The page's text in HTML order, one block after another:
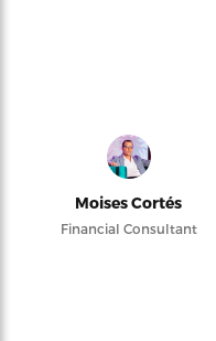
Moises Cortés
Financial Consultant